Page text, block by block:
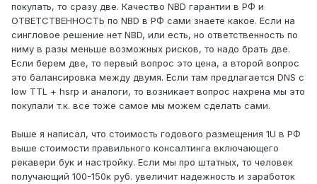
покупать, то сразу две. Качество NBD гарантии в РФ и
ОТВЕТСТВЕННОСТЬ по NBD в РФ сами знаете какое. Если на
сингловое решение нет NBD, или есть, но ответственность по
ниму в разы меньше возможных рисков, то надо брать две.
Если берем две, то первый вопрос это цена, а второй вопрос
это балансировка между двумя. Если там предлагается DNS с
low TTL + hsrp и аналоги, то возникает вопрос нахрена мы это
покупали т.к. все тоже самое мы можем сделать сами.
Выше я написал, что стоимость годового размещения 1U в РФ
выше стоимости правильного консалтинга включающего
рекавери бук и настройку. Если мы про штатных, то человек
получающий 100-150к руб. увеличит надежность и заработок